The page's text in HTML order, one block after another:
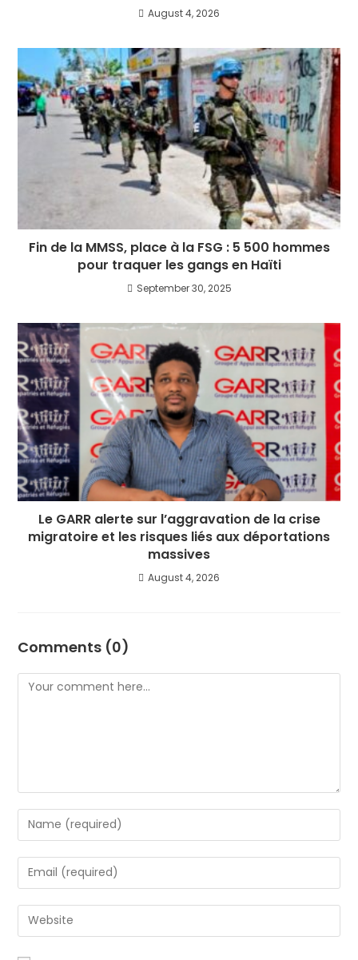
August 4, 2026
Fin de la MMSS, place à la FSG : 5 500 hommes
pour traquer les gangs en Haïti
September 30, 2025
Le GARR alerte sur l’aggravation de la crise
migratoire et les risques liés aux déportations
massives
August 4, 2026
Comments (0)